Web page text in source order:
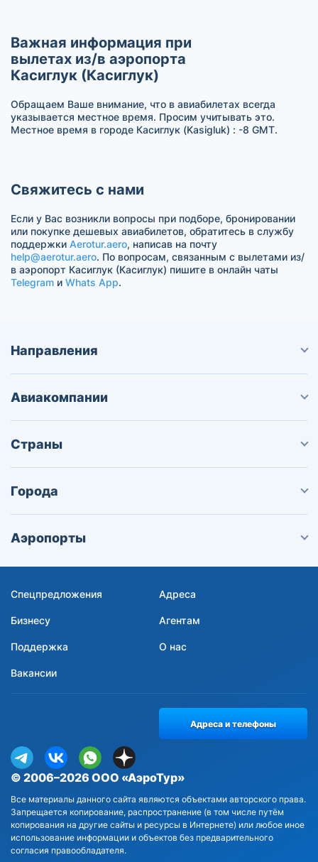
Важная информация при
вылетах из/в аэропорта
Касиглук (Касиглук)
Обращаем Ваше внимание, что в авиабилетах всегда
указывается местное время. Просим учитывать это.
Местное время в городе Касиглук (Kasigluk) : -8 GMT.
Свяжитесь с нами
Если у Вас возникли вопросы при подборе, бронировании
или покупке дешевых авиабилетов, обратитесь в службу
поддержки Aerotur.aero, написав на почту
help@aerotur.aero. По вопросам, связанным с вылетами из/
в аэропорт Касиглук (Касиглук) пишите в онлайн чаты
Telegram и Whats App.
Направления
Авиакомпании
Страны
Города
Аэропорты
Спецпредложения Адреса
Бизнесу Агентам
Поддержка О нас
Вакансии
© 2006–2026 ООО «АэроТур»
Все материалы данного сайта являются объектами авторского права.
Запрещается копирование, распространение (в том числе путём
копирования на другие сайты и ресурсы в Интернете) или любое иное
использование информации и объектов без предварительного
согласия правообладателя.
Адреса и телефоны